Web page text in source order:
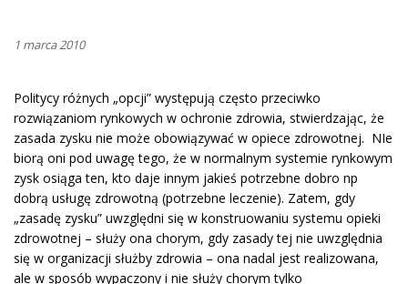
1 marca 2010
Politycy różnych „opcji” występują często przeciwko
rozwiązaniom rynkowych w ochronie zdrowia, stwierdzając, że
zasada zysku nie może obowiązywać w opiece zdrowotnej. NIe
biorą oni pod uwagę tego, że w normalnym systemie rynkowym
zysk osiąga ten, kto daje innym jakieś potrzebne dobro np
dobrą usługę zdrowotną (potrzebne leczenie). Zatem, gdy
„zasadę zysku” uwzględni się w konstruowaniu systemu opieki
zdrowotnej – służy ona chorym, gdy zasady tej nie uwzględnia
się w organizacji służby zdrowia – ona nadal jest realizowana,
ale w sposób wypaczony i nie służy chorym tylko